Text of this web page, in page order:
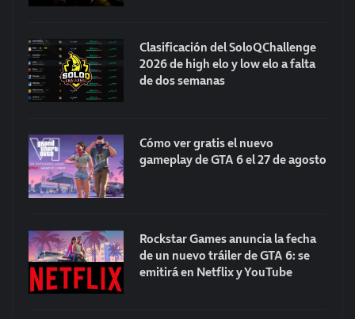
Clasificación del SoloQChallenge
2026 de high elo y low elo a falta
de dos semanas
Cómo ver gratis el nuevo
gameplay de GTA 6 el 27 de agosto
Rockstar Games anuncia la fecha
de un nuevo tráiler de GTA 6: se
emitirá en Netflix y YouTube